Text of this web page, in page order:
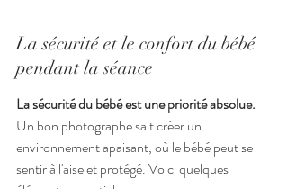
La sécurité et le confort du bébé
pendant la séance
La sécurité du bébé est une priorité absolue.
Un bon photographe sait créer un
environnement apaisant, où le bébé peut se
sentir à l'aise et protégé. Voici quelques